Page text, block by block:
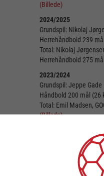
(Billede)
2024/2025
Grundspil: Nikolaj
Herrehåndbold 239
Total: Nikolaj
Herrehåndbold 275
2023/2024
Grundspil: Jeppe
Håndbold 200 mål (26
Total: Emil Madsen,
(Billede)
Grundspil: Bjarke
(Billede)
Total: Emil Madsen,